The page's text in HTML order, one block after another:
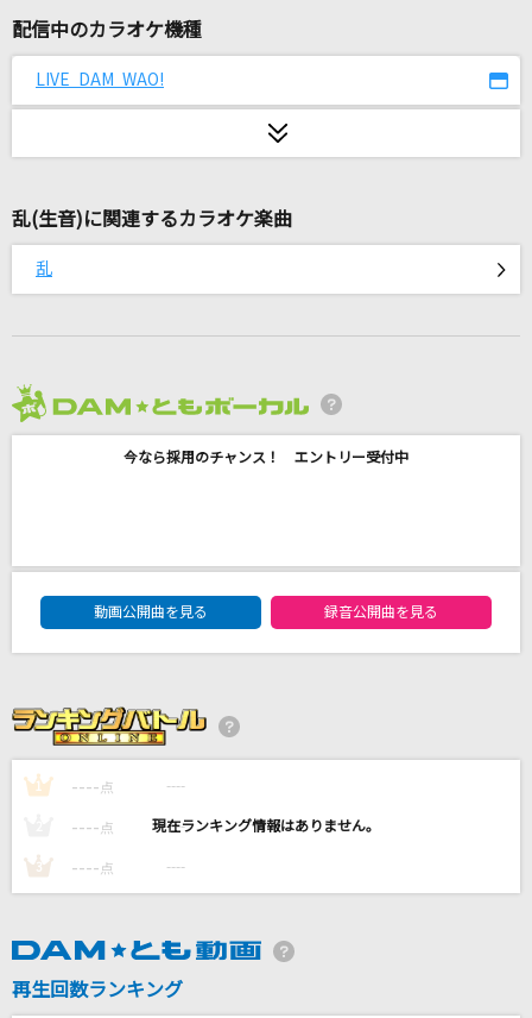
だから僕は音楽を辞めた
ハレンチ
[生音]星座になれたら
結束バンド
好きすぎて滅！
くるみ
[生音]真夏の果実
AI
群青
DAMの新曲・ランキングなど
カラオケ最新情報をチェック！
配信中のカラオケ機種
LIVE DAM WAO!
乱(生音)に関連するカラオケ楽曲
乱
今なら採用のチャンス！ エントリー受付中
DAM★ともボーカルエントリーランキング
動画公開曲を見る
録音公開曲を見る
1 ---- 点 ----
---- 点 ----
3 ---- 点 ----
再生回数ランキング